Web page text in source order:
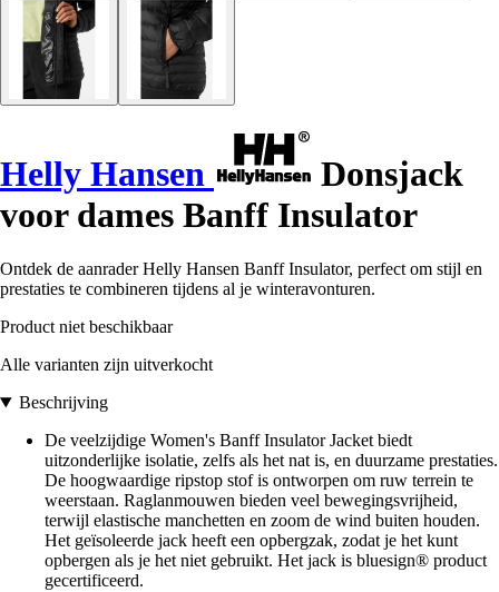
Helly Hansen
Donsjack
voor dames Banff Insulator
Ontdek de aanrader Helly Hansen Banff Insulator, perfect om stijl en
prestaties te combineren tijdens al je winteravonturen.
Product niet beschikbaar
Alle varianten zijn uitverkocht
Beschrijving
De veelzijdige Women's Banff Insulator Jacket biedt
uitzonderlijke isolatie, zelfs als het nat is, en duurzame prestaties.
De hoogwaardige ripstop stof is ontworpen om ruw terrein te
weerstaan. Raglanmouwen bieden veel bewegingsvrijheid,
terwijl elastische manchetten en zoom de wind buiten houden.
Het geïsoleerde jack heeft een opbergzak, zodat je het kunt
opbergen als je het niet gebruikt. Het jack is bluesign® product
gecertificeerd.